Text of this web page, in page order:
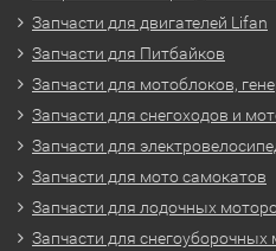
Запчасти для двигателей Lifan
Запчасти для Питбайков
Запчасти для мотоблоков,
Запчасти для снегоходов и
Запчасти для
Запчасти для мото самокатов
Запчасти для лодочных
Запчасти для